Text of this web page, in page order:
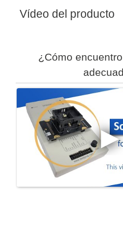
Vídeo del producto
¿Cómo